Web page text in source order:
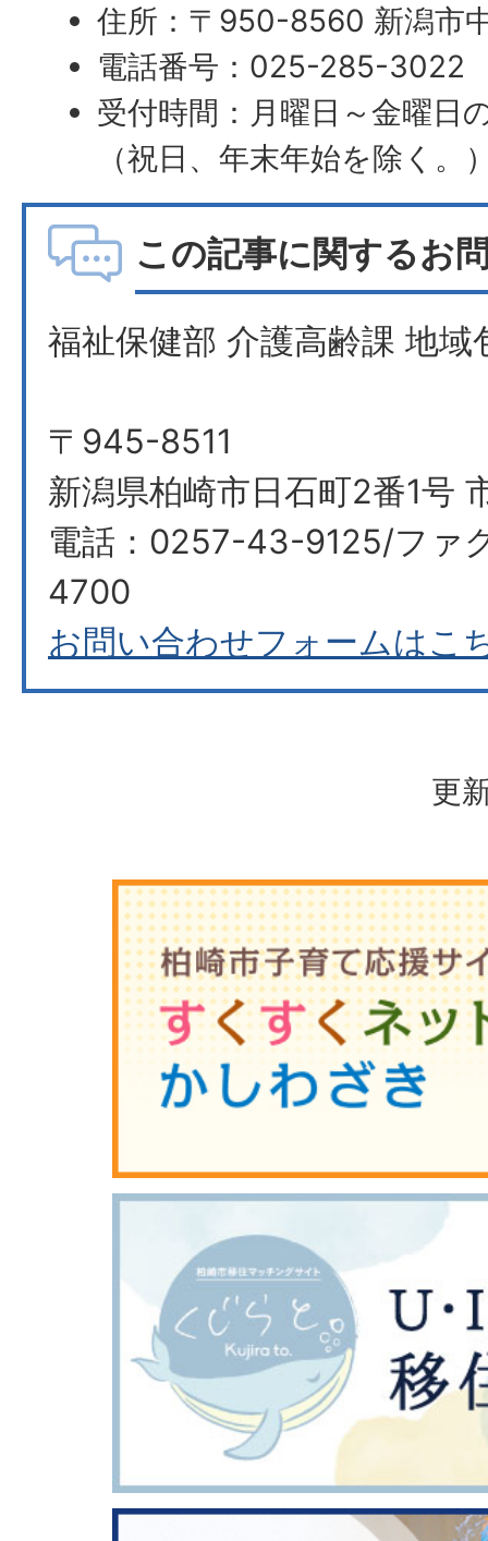
住所：〒950-8560 新潟市
電話番号：025-285-3022
受付時間：月曜日～金曜日
（祝日、年末年始を除く。
この記事に関するお
福祉保健部 介護高齢課 地域
〒945-8511
新潟県柏崎市日石町2番1号
電話：0257-43-9125/ファ
4700
お問い合わせフォームはこ
更